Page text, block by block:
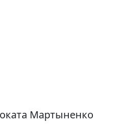
Мартыненко